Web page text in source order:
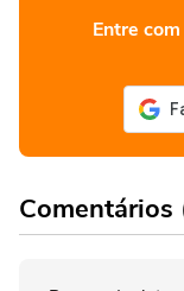
Entre
Comentários